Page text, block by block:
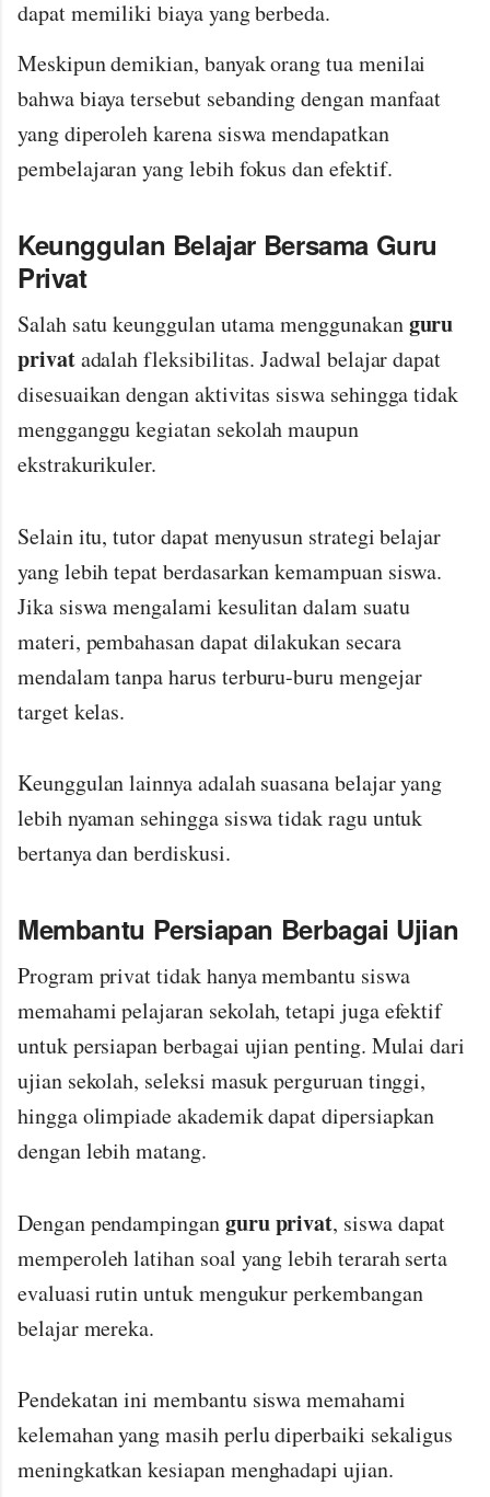
dapat memiliki biaya yang berbeda.
Meskipun demikian, banyak orang tua menilai
bahwa biaya tersebut sebanding dengan manfaat
yang diperoleh karena siswa mendapatkan
pembelajaran yang lebih fokus dan efektif.
Keunggulan Belajar Bersama Guru
Privat
Salah satu keunggulan utama menggunakanguru
privatadalah fleksibilitas. Jadwal belajar dapat
disesuaikan dengan aktivitas siswa sehingga tidak
mengganggu kegiatan sekolah maupun
ekstrakurikuler.
Selain itu, tutor dapat menyusun strategi belajar
yang lebih tepat berdasarkan kemampuan siswa.
Jika siswa mengalami kesulitan dalam suatu
materi, pembahasan dapat dilakukan secara
mendalam tanpa harus terburu-buru mengejar
target kelas.
Keunggulan lainnya adalah suasana belajar yang
lebih nyaman sehingga siswa tidak ragu untuk
bertanya dan berdiskusi.
Membantu Persiapan Berbagai Ujian
Program privat tidak hanya membantu siswa
memahami pelajaran sekolah, tetapi juga efektif
untuk persiapan berbagai ujian penting. Mulai dari
ujian sekolah, seleksi masuk perguruan tinggi,
hingga olimpiade akademik dapat dipersiapkan
dengan lebih matang.
Dengan pendampinganguru privat, siswa dapat
memperoleh latihan soal yang lebih terarah serta
evaluasi rutin untuk mengukur perkembangan
belajar mereka.
Pendekatan ini membantu siswa memahami
kelemahan yang masih perlu diperbaiki sekaligus
meningkatkan kesiapan menghadapi ujian.